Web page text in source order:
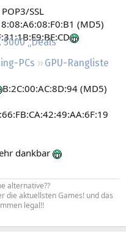
5000 „Deals“
PCs
GPU-Rangliste
SSL
(MD5)
B:2C:00:AC:8D:94 (MD5)
dankbar
alternative??
die aktuellsten Games! und das
legal!!